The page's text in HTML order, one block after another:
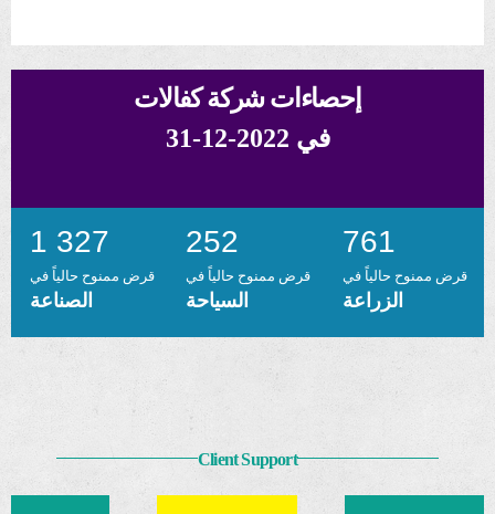
إحصاءات شركة كفالات
في 2022-12-31
761
قرض ممنوح حالياً في
الزراعة
252
قرض ممنوح حالياً في
السياحة
1 327
قرض ممنوح حالياً في
الصناعة
Client Support